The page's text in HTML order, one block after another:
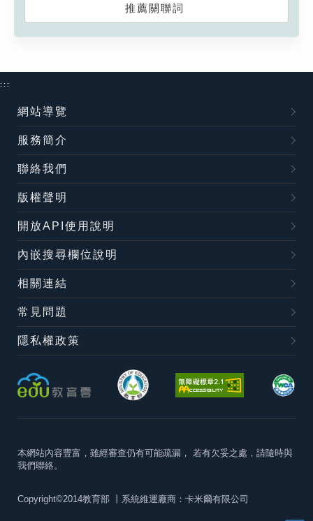
推薦關聯詞
:::
網站導覽
服務簡介
聯絡我們
版權聲明
開放API使用說明
內嵌搜尋欄位說明
相關連結
常見問題
隱私權政策
本網站內容豐富，雖經審查仍有可能疏漏， 若有欠妥之處，請隨時與
我們聯絡。
Copyright©2014教育部 丨系統維運廠商：卡米爾有限公司